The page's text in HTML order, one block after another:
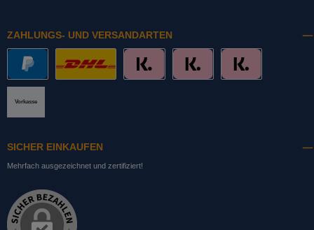
ZAHLUNGS- UND VERSANDARTEN
Vorkasse
SICHER EINKAUFEN
Mehrfach ausgezeichnet und zertifiziert!